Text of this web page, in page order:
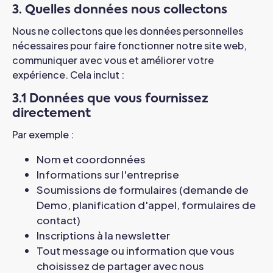
3. Quelles données nous collectons
Nous ne collectons que les données personnelles
nécessaires pour faire fonctionner notre site web,
communiquer avec vous et améliorer votre
expérience. Cela inclut :
3.1 Données que vous fournissez
directement
Par exemple :
Nom et coordonnées
Informations sur l'entreprise
Soumissions de formulaires (demande de
Demo, planification d'appel, formulaires de
contact)
Inscriptions à la newsletter
Tout message ou information que vous
choisissez de partager avec nous